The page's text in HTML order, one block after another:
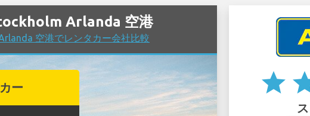
Arlanda 空港
空港でレンタカー会社比較
ー star